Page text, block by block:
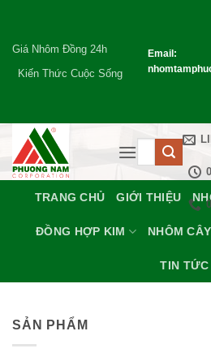
nội
dung
Giá Nhôm Đồng 24h
Kiến Thức Cuộc Sống
Email:
TRANG CHỦ GIỚI THIỆU
ĐỒNG HỢP KIM NHÔM
TIN TỨC
SẢN PHẨM